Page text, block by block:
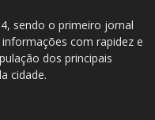
sendo o primeiro jornal
com rapidez e
dos principais
cidade.